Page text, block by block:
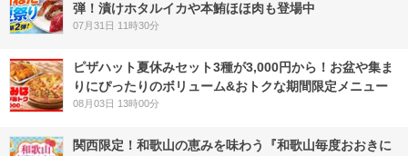
弾！漬けホタルイカや本鮪ほほ肉も登場中
07月31日 11時30分
ピザハット夏休みセット3種が3,000円から！お盆や集ま
りにぴったりのボリューム&おトクな期間限定メニュー
08月03日 13時00分
関西限定！和歌山の恵みを味わう『和歌山毎度おおきに